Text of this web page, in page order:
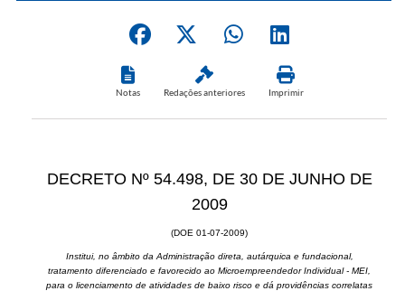
Notas Redações anteriores Imprimir
DECRETO Nº 54.498, DE 30 DE JUNHO DE
2009
(DOE 01-07-2009)
Institui, no âmbito da Administração direta, autárquica e fundacional,
tratamento diferenciado e favorecido ao Microempreendedor Individual - MEI,
para o licenciamento de atividades de baixo risco e dá providências correlatas